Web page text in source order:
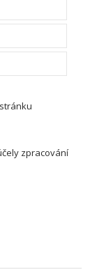
zpracování